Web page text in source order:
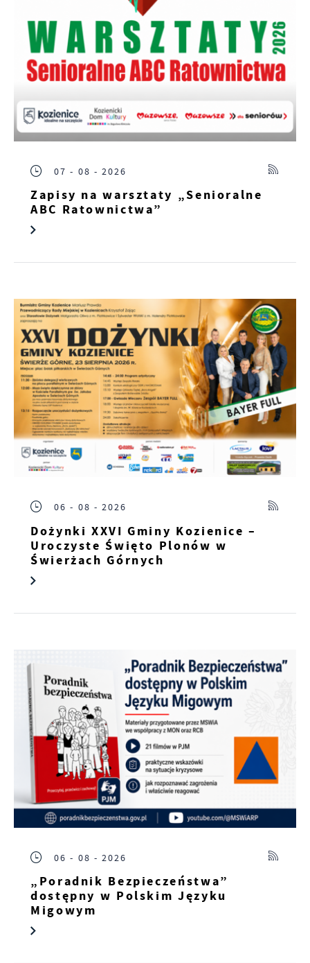
07 - 08 - 2026
Zapisy na warsztaty „Senioralne
ABC Ratownictwa”
06 - 08 - 2026
Dożynki XXVI Gminy Kozienice –
Uroczyste Święto Plonów w
Świerżach Górnych
06 - 08 - 2026
„Poradnik Bezpieczeństwa”
dostępny w Polskim Języku
Migowym